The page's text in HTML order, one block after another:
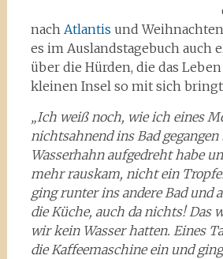
nach Atlantis und
es im Auslandstagebuch auch
über die Hürden, die das
kleinen Insel so mit sich
„Ich weiß noch, wie ich eines
nichtsahnend ins Bad
Wasserhahn aufgedreht habe
mehr rauskam, nicht ein
ging runter ins andere Bad und
die Küche, auch da nichts! Das
wir kein Wasser hatten. Eines
die Kaffeemaschine ein und